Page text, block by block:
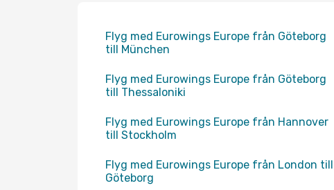
Flyg med Eurowings Europe från Göteborg
till München
Flyg med Eurowings Europe från Göteborg
till Thessaloniki
Flyg med Eurowings Europe från Hannover
till Stockholm
Flyg med Eurowings Europe från London till
Göteborg